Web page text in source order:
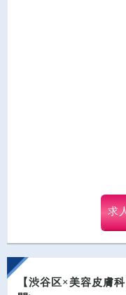
求
【渋谷区×美容皮膚